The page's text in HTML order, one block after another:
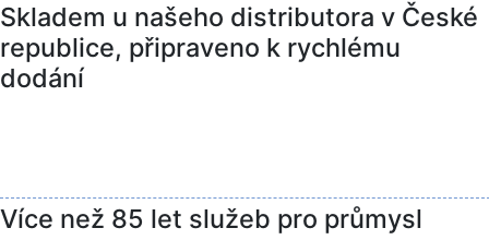
Skladem u našeho distributora v České
republice, připraveno k rychlému
dodání
Více než 85 let služeb pro průmysl